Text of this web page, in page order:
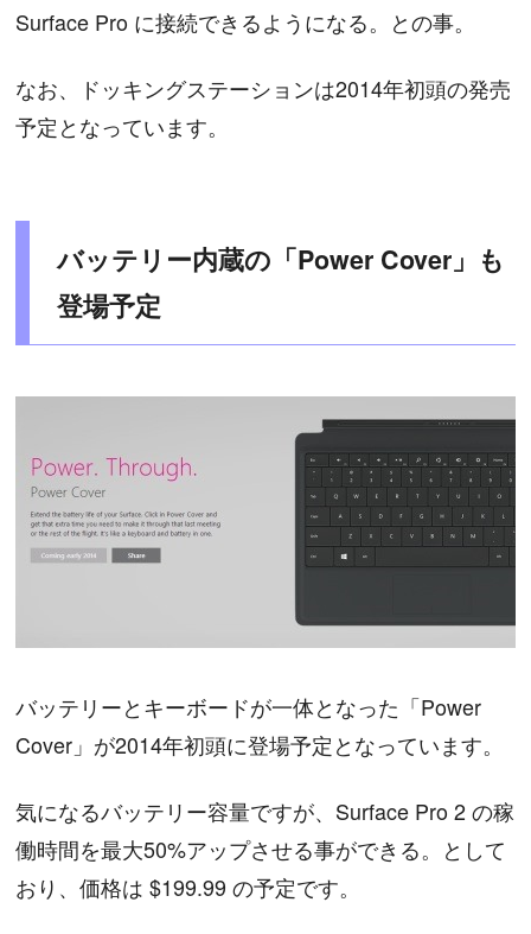
Surface Pro に接続できるようになる。との事。
なお、ドッキングステーションは2014年初頭の発売
予定となっています。
バッテリー内蔵の「Power Cover」も
登場予定
バッテリーとキーボードが一体となった「Power
Cover」が2014年初頭に登場予定となっています。
気になるバッテリー容量ですが、Surface Pro 2 の稼
働時間を最大50%アップさせる事ができる。として
おり、価格は $199.99 の予定です。